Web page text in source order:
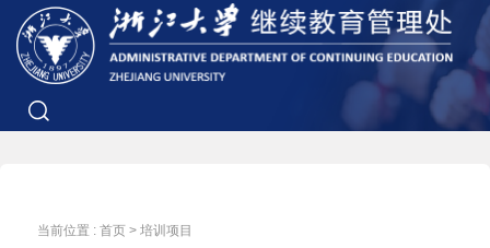
当前位置 : 首页 > 培训项目